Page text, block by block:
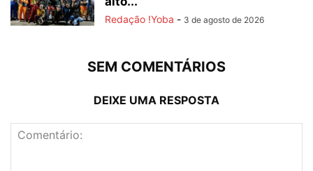
Redação !Yoba - 3 de agosto de 2026
SEM COMENTÁRIOS
DEIXE UMA RESPOSTA